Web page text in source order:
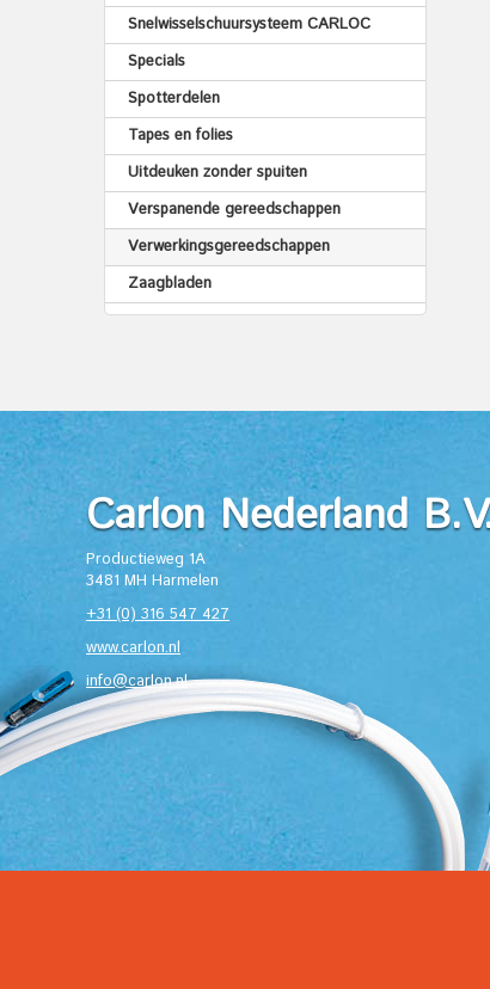
Snelwisselschuursysteem CARLOC
Specials
Spotterdelen
Tapes en folies
Uitdeuken zonder spuiten
Verspanende gereedschappen
Verwerkingsgereedschappen
Zaagbladen
Carlon Nederland
Productieweg 1A
3481 MH Harmelen
+31 (0) 316 547 427
www.carlon.nl
info@carlon.nl